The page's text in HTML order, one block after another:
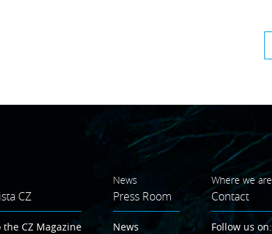
CZ
CZ Magazine
News
Press Room
News
Where we are
Contact
Follow us on: